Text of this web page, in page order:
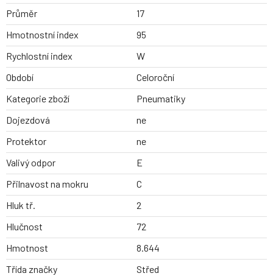
Průměr
17
Hmotnostní index
95
Rychlostní index
W
Období
Celoroční
Kategorie zboží
Pneumatiky
Dojezdová
ne
Protektor
ne
Valivý odpor
E
Přilnavost na mokru
C
Hluk tř.
2
Hlučnost
72
Hmotnost
8.644
Třída značky
Střed